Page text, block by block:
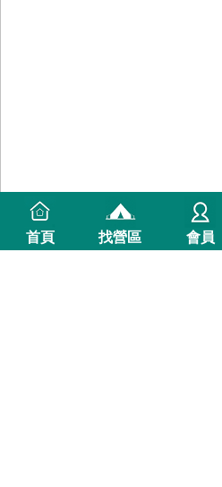
首頁 找營區 會員